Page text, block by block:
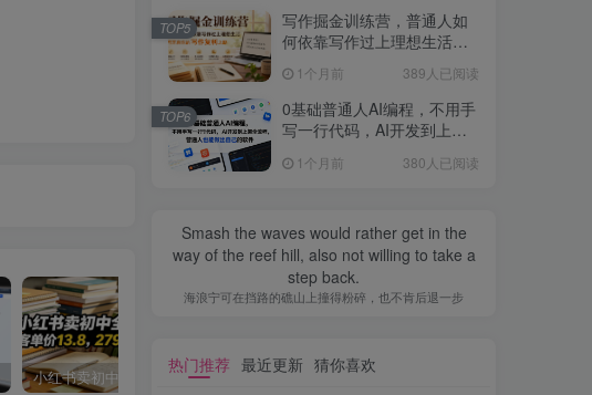
小红书卖初中全科目资料，客单价13.8，279天卖了20w 最新蓝海风口项目，抖音漫剧，0粉不实名每天一小时，月入1W+【揭秘】
写作掘金训练营，普通人如
何依靠写作过上理想生活，
（更新6月）
1个月前 389人已阅读
TOP5
0基础普通人AI编程，不用手
写一行代码，AI开发到上架
己的软件
1个月前 380人已阅读
TOP6
Smash the waves would rather get in the
way of the reef hill, also not willing to take a
step back.
海浪宁可在挡路的礁山上撞得粉碎，也不肯后退一步
热门推荐 最近更新 猜你喜欢